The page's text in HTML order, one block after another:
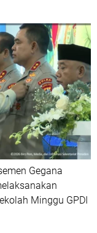
Gegana
Minggu GPDI